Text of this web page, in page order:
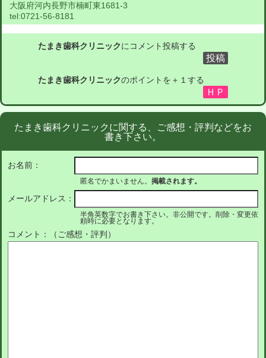
大阪府河内長野市楠町東1681-3
tel:0721-56-8181
たまき歯科クリニックにコメント投稿する
たまき歯科クリニックのポイントを＋１する
たまき歯科クリニックに関する、ご感想・評判などをお
書き下さい。
お名前：
匿名でかまいません。 掲載されます。
メールアドレス：
半角英数字でお書き下さい。非公開です。削除・変更依
頼時に必要となります。
コメント：（ご感想・評判）